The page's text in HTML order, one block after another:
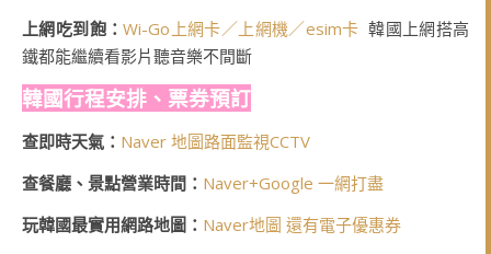
上網吃到飽：Wi-Go上網卡／上網機／esim卡 韓國上網搭高
鐵都能繼續看影片聽音樂不間斷
韓國行程安排、票券預訂
查即時天氣： Naver 地圖路面監視CCTV
查餐廳、景點營業時間： Naver+Google 一網打盡
玩韓國最實用網路地圖： Naver地圖 還有電子優惠券